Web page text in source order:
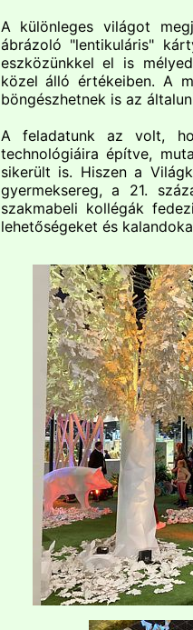
A különleges világot
ábrázoló "lentikuláris"
eszközünkkel el is
közel álló értékeiben. A
böngészhetnek is az
A feladatunk az volt,
technológiáira építve,
sikerült is. Hiszen a
gyermeksereg, a 21.
szakmabeli kollégák
lehetőségeket és